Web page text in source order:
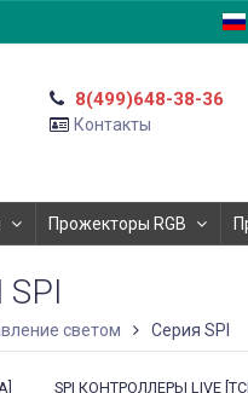
8(499)648-38-36
Контакты
Прожекторы RGB
светом Серия SPI
SPI КОНТРОЛЛЕРЫ LIVE